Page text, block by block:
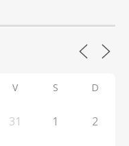
V S D
31 1 2